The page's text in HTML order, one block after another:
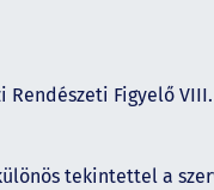
Rendészeti Figyelő VIII.
tekintettel a